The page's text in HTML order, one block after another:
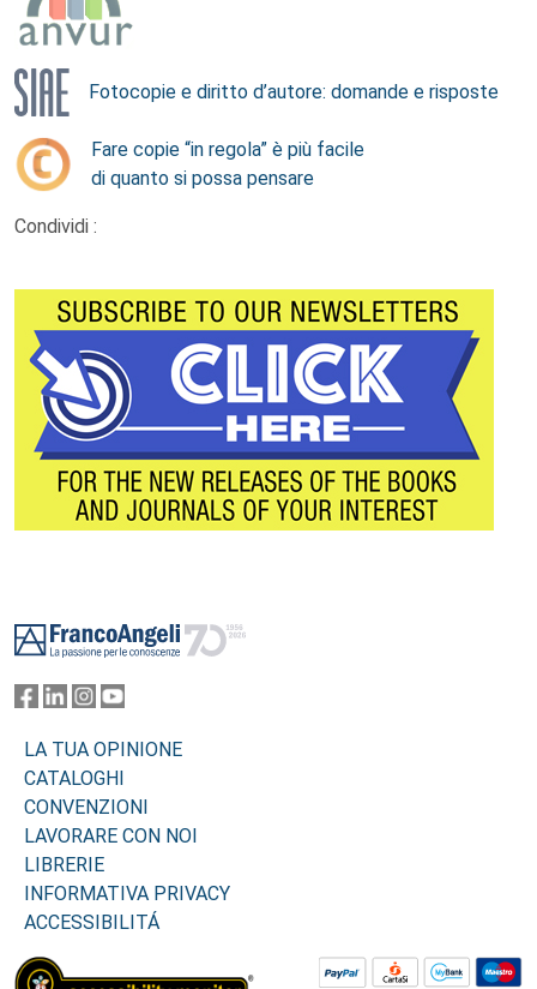
Fotocopie e diritto d’autore: domande e risposte
Fare copie “in regola” è più facile
di quanto si possa pensare
Condividi :
LA TUA OPINIONE
CATALOGHI
CONVENZIONI
LAVORARE CON NOI
LIBRERIE
INFORMATIVA PRIVACY
ACCESSIBILITÁ